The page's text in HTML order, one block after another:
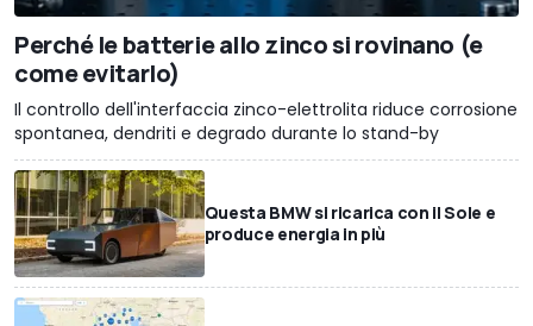
Perché le batterie allo zinco si rovinano (e
come evitarlo)
Il controllo dell'interfaccia zinco-elettrolita riduce corrosione
spontanea, dendriti e degrado durante lo stand-by
Questa BMW si ricarica con il Sole e
produce energia in più